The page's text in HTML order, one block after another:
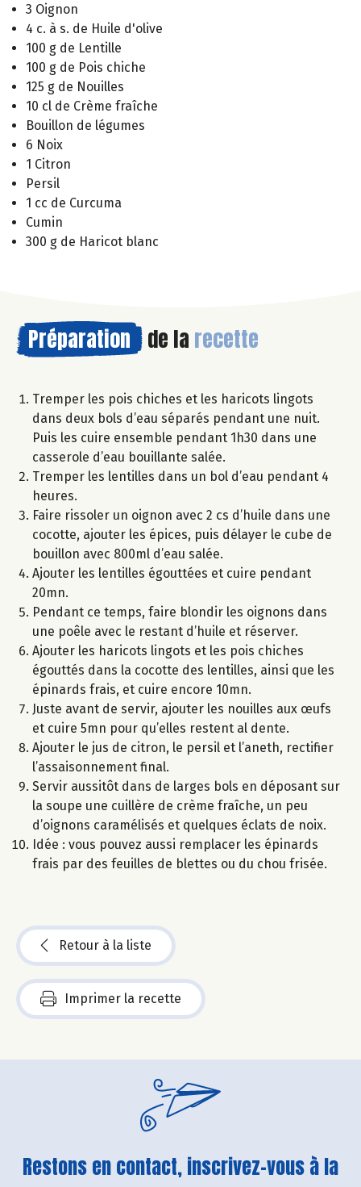
3 Oignon
4 c. à s. de Huile d'olive
100 g de Lentille
100 g de Pois chiche
125 g de Nouilles
10 cl de Crème fraîche
Bouillon de légumes
6 Noix
1 Citron
Persil
1 cc de Curcuma
Cumin
300 g de Haricot blanc
Préparation de la recette
Tremper les pois chiches et les haricots lingots
dans deux bols d’eau séparés pendant une nuit.
Puis les cuire ensemble pendant 1h30 dans une
casserole d’eau bouillante salée.
Tremper les lentilles dans un bol d’eau pendant 4
heures.
Faire rissoler un oignon avec 2 cs d’huile dans une
cocotte, ajouter les épices, puis délayer le cube de
bouillon avec 800ml d’eau salée.
Ajouter les lentilles égouttées et cuire pendant
20mn.
Pendant ce temps, faire blondir les oignons dans
une poêle avec le restant d’huile et réserver.
Ajouter les haricots lingots et les pois chiches
égouttés dans la cocotte des lentilles, ainsi que les
épinards frais, et cuire encore 10mn.
Juste avant de servir, ajouter les nouilles aux œufs
et cuire 5mn pour qu’elles restent al dente.
Ajouter le jus de citron, le persil et l’aneth, rectifier
l’assaisonnement final.
Servir aussitôt dans de larges bols en déposant sur
la soupe une cuillère de crème fraîche, un peu
d’oignons caramélisés et quelques éclats de noix.
Idée : vous pouvez aussi remplacer les épinards
frais par des feuilles de blettes ou du chou frisée.
Retour à la liste
Imprimer la recette
Restons en contact, inscrivez-vous à la